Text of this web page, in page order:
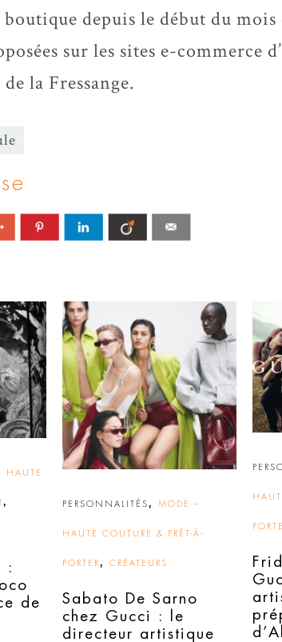
depuis le début du mois
sur les sites e-commerce
la Fressange.
HAUTE
,
:
de
PERSONNALITÉS, MODE –
HAUTE COUTURE & PRÊT-À-
PORTER, CRÉATEURS
Sabato De Sarno
chez Gucci : le
directeur artistique